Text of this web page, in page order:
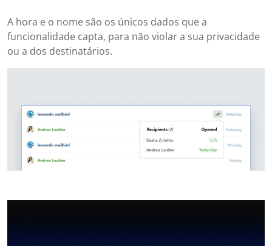
A hora e o nome são os únicos dados que a
funcionalidade capta, para não violar a sua privacidade
ou a dos destinatários.